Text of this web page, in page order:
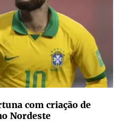
com criação de
Nordeste